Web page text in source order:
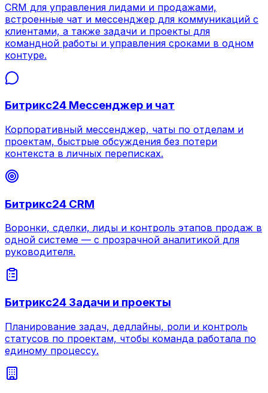
CRM для управления лидами и продажами,
встроенные чат и мессенджер для коммуникаций с
клиентами, а также задачи и проекты для
командной работы и управления сроками в одном
контуре.
Битрикс24 Мессенджер и чат
Корпоративный мессенджер, чаты по отделам и
проектам, быстрые обсуждения без потери
контекста в личных переписках.
Битрикс24 CRM
Воронки, сделки, лиды и контроль этапов продаж в
одной системе — с прозрачной аналитикой для
руководителя.
Битрикс24 Задачи и проекты
Планирование задач, дедлайны, роли и контроль
статусов по проектам, чтобы команда работала по
единому процессу.